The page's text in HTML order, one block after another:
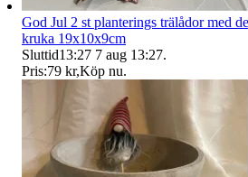
God Jul 2 st planterings trälådor med
kruka 19x10x9cm
Sluttid13:27 7 aug 13:27.
Pris:79 kr,Köp nu.